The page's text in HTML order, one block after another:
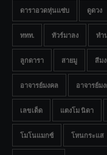
ดาราอวดหุ่นแซ่บ ดูดวง
ททท. ทัวร์มาลง ทำ
ลูกดารา สายมู สีม
อาจารย์มงคล อาจารย์ม
เลขเด็ด แตงโม นิดา
โมโนแมกซ์ โหนกระแส